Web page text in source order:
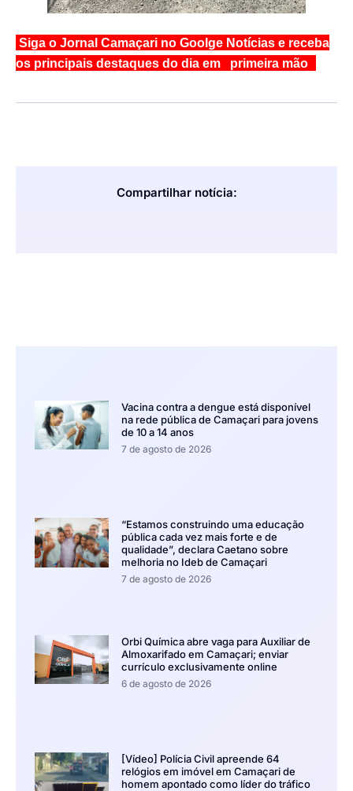
Siga o Jornal Camaçari no Goolge Notícias e receba
os principais destaques do dia em primeira mão
Compartilhar notícia:
Vacina contra a dengue está disponível
na rede pública de Camaçari para jovens
de 10 a 14 anos
7 de agosto de 2026
“Estamos construindo uma educação
pública cada vez mais forte e de
qualidade”, declara Caetano sobre
melhoria no Ideb de Camaçari
7 de agosto de 2026
Orbi Química abre vaga para Auxiliar de
Almoxarifado em Camaçari; enviar
currículo exclusivamente online
6 de agosto de 2026
[Vídeo] Polícia Civil apreende 64
relógios em imóvel em Camaçari de
homem apontado como líder do tráfico